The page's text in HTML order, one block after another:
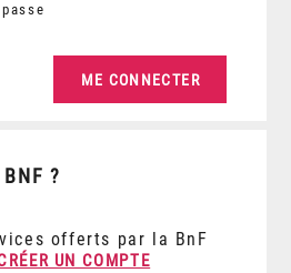
BNF ?
offerts par la BnF
UN COMPTE